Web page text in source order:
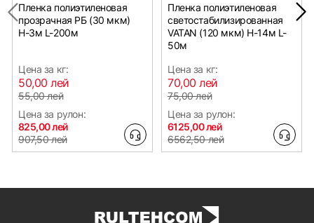
Пленка полиэтиленовая
прозрачная РБ (30 мкм)
Н-3м L-200м
Цена за кг:
50,00 лей
55,00 лей
Цена за рулон:
825,00 лей
907,50 лей
Пленка полиэтиленовая
светостабилизированная
VATAN (120 мкм) Н-14м L-
50м
Цена за кг:
70,00 лей
75,00 лей
Цена за рулон:
6125,00 лей
6562,50 лей